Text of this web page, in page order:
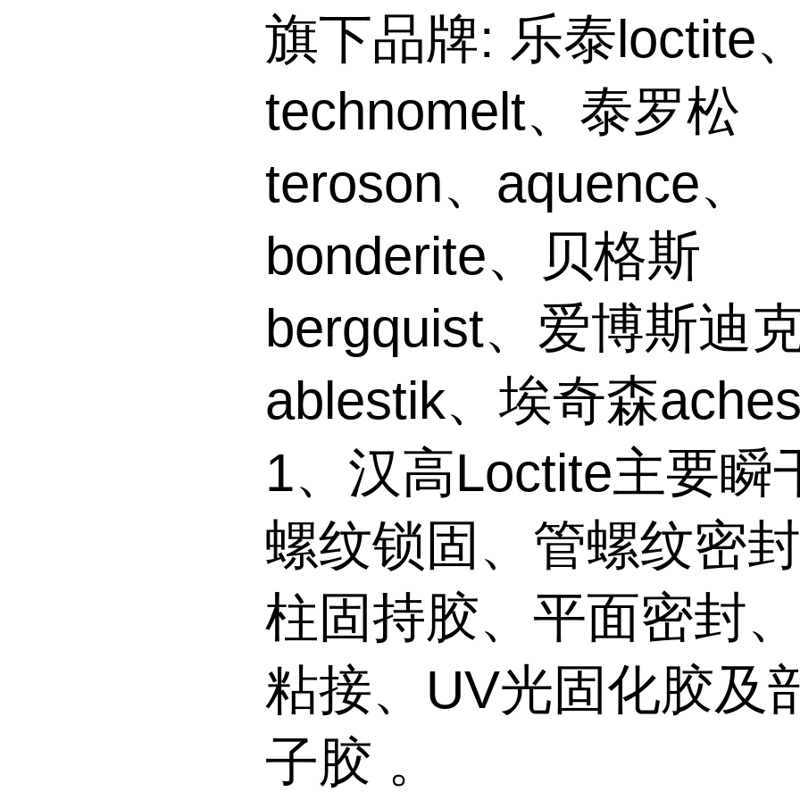
旗下品牌: 乐泰loctite
technomelt、泰罗松
teroson、aquence、
bonderite、贝格斯
bergquist、爱博斯迪
ablestik、埃奇森
1、汉高Loctite主要瞬
螺纹锁固、管螺纹密
柱固持胶、平面密封
粘接、UV光固化胶及
子胶 。